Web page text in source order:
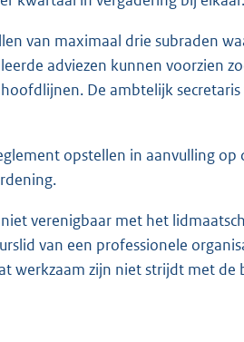
van maximaal drie subraden
adviezen kunnen voorzien
De ambtelijk
opstellen in aanvulling
verenigbaar met het
van een professionele
werkzaam zijn niet strijdt met de